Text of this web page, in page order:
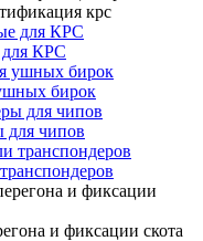
крс
КРС
бирок
для чипов
и фиксации скота